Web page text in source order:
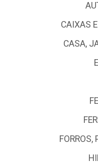
CAIXAS
CASA,
FORROS,